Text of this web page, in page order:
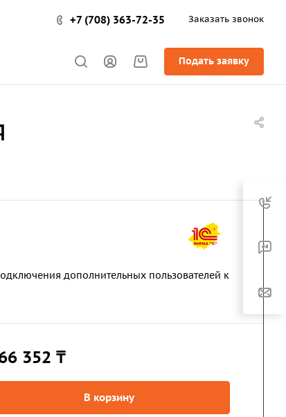
+7 (708) 363-72-35 Заказать звонок
Подать заявку
дополнительных пользователей к
352 ₸
В корзину